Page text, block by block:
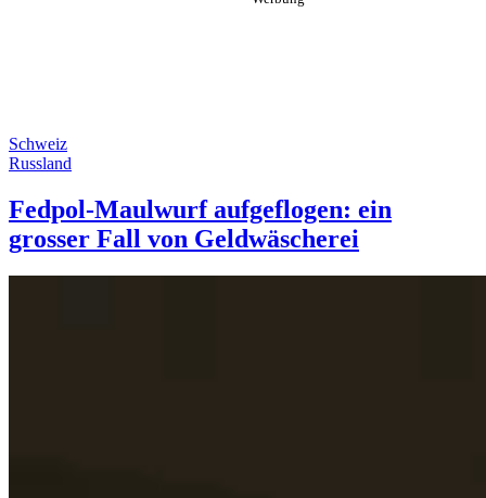
Schweiz
Russland
Fedpol-Maulwurf aufgeflogen: ein
grosser Fall von Geldwäscherei